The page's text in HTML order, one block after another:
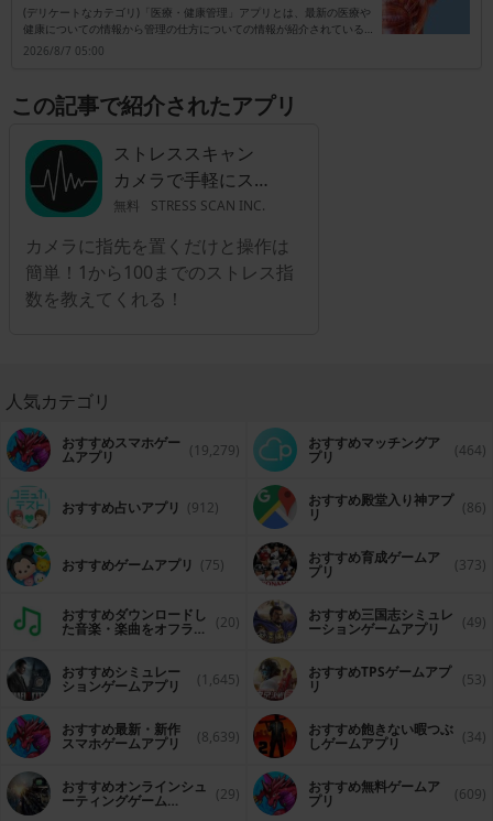
(デリケートなカテゴリ)「医療・健康管理」アプリとは、最新の医療や
健康についての情報から管理の仕方についての情報が紹介されているア
プリとなっています。また、どのようにしたら管理しやすくなるのか実
る人が中心となっていますが、これまで健康であり無関心だった人たち
でもいつか健康を害する可能性があるので早めのうちから健康管理をし
ことができるのでダウンロードすることをお勧めします。お年寄りの方
向けではなく、若い世代の方でも気軽に使用することができます。
2026/8/7 05:00
この記事で紹介されたアプリ
ストレススキャン
カメラで手軽にスト
レスチェック！
無料 STRESS SCAN INC.
カメラに指先を置くだけと操作は
簡単！1から100までのストレス指
数を教えてくれる！
人気カテゴリ
おすすめスマホゲー
ムアプリ (19,279) おすすめマッチングア
プリ (464)
おすすめ占いアプリ (912) おすすめ殿堂入り神アプ
リ (86)
おすすめゲームアプリ (75) おすすめ育成ゲームア
プリ (373)
おすすめダウンロードし
た音楽・楽曲をオフライ (20) おすすめ三国志シミュレ
ーションゲームアプリ (49)
おすすめシミュレー
ションゲームアプリ (1,645) おすすめTPSゲームアプ
リ (53)
おすすめ最新・新作
スマホゲームアプリ (8,639) おすすめ飽きない暇つぶ
しゲームアプリ (34)
おすすめオンラインシュ
ーティングゲーム (29) おすすめ無料ゲームア
プリ (609)